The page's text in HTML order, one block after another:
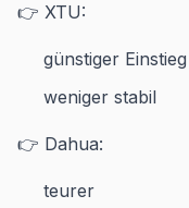
👉 XTU:
günstiger Einstieg
weniger stabil
👉 Dahua:
teurer